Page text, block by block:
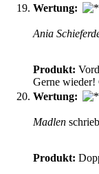
Wertung:
Ania
Produkt:
Gerne wieder!
Wertung:
Madlen
Produkt: